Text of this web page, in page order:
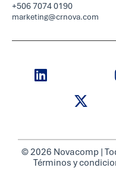
+506 7074 0190
marketing@crnova.com
© 2026 Novacomp |
Términos y